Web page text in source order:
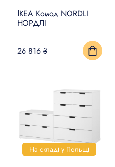
ІКЕА Комод NORDLI
НОРДЛІ
26 816 ₴
На складі у Польщі